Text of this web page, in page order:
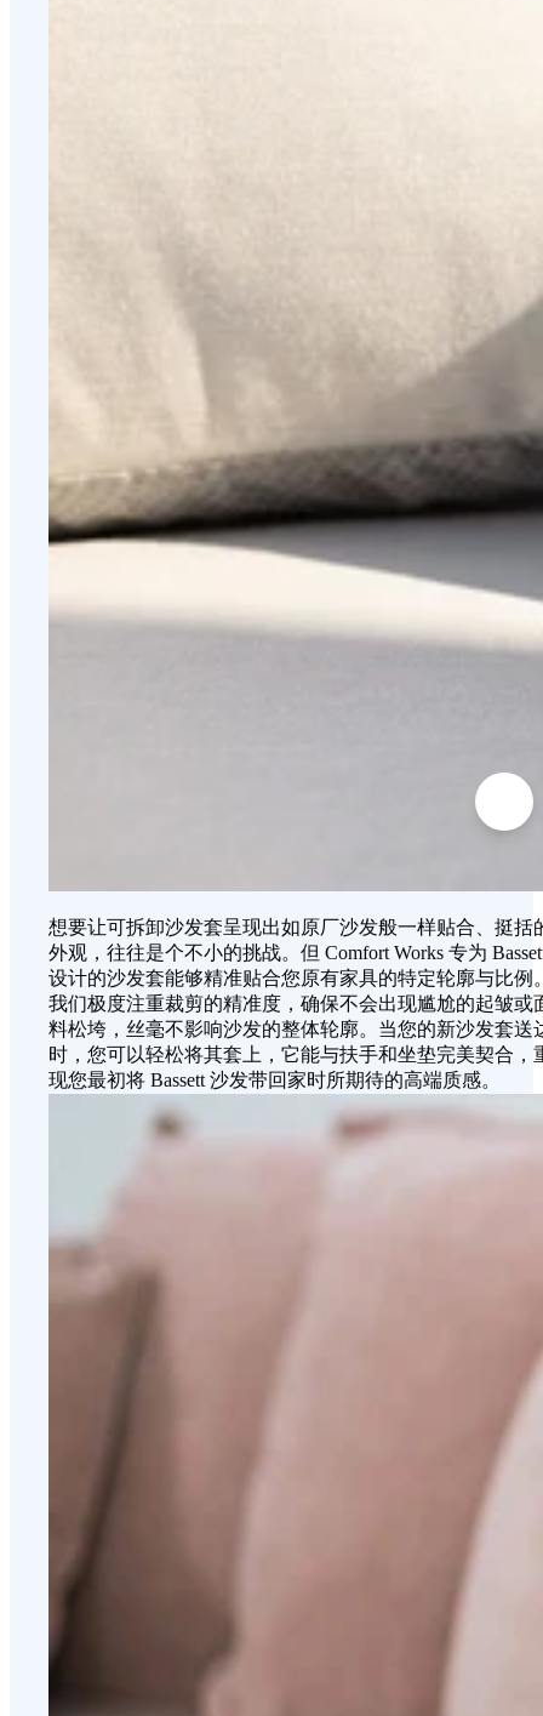
想要让可拆卸沙发套呈现出如原厂沙发般一样贴合、挺括
外观，往往是个不小的挑战。但 Comfort Works 专为
设计的沙发套能够精准贴合您原有家具的特定轮廓与比例
我们极度注重裁剪的精准度，确保不会出现尴尬的起皱或
料松垮，丝毫不影响沙发的整体轮廓。当您的新沙发套送
时，您可以轻松将其套上，它能与扶手和坐垫完美契合，
现您最初将 Bassett 沙发带回家时所期待的高端质感。